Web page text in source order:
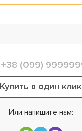
Купить в один клик
Или напишите нам: